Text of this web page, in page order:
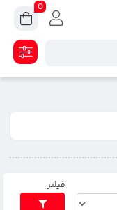
فیلتر
0